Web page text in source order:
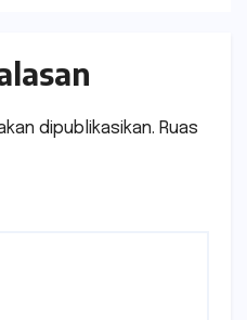
dipublikasikan. Ruas